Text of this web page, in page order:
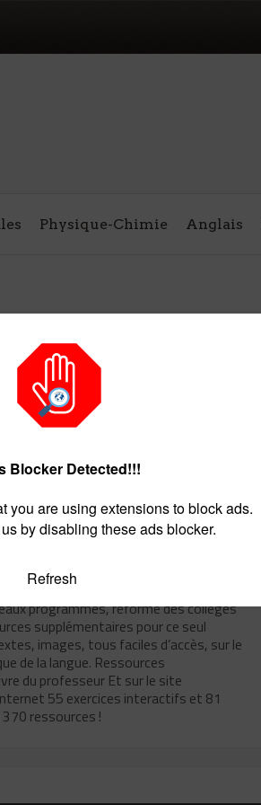
Physique-Chimie Anglais
Le manuel d’anglais LV1 pour stimuler
programmes, réforme des collèges
supplémentaires pour ce seul
images, tous faciles d’accès, sur le
de la langue. Ressources
du professeur Et sur le site
55 exercices interactifs et 81
ressources !
Blocker Detected!!!
you are using extensions to block ads.
by disabling these ads blocker.
Refresh